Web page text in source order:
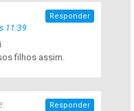
11:39
filhos assim.
Responder
Responder